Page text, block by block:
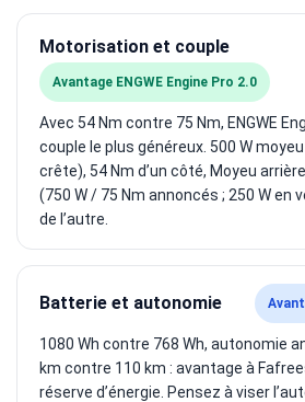
Motorisation et couple
Avantage ENGWE Engine Pro 2.0
Avec 54 Nm contre 75 Nm, ENGWE
couple le plus généreux. 500 W
crête), 54 Nm d’un côté, Moyeu
(750 W / 75 Nm annoncés ; 250 W en
de l’autre.
Batterie et autonomie
1080 Wh contre 768 Wh, autonomie
km contre 110 km : avantage à
réserve d’énergie. Pensez à viser